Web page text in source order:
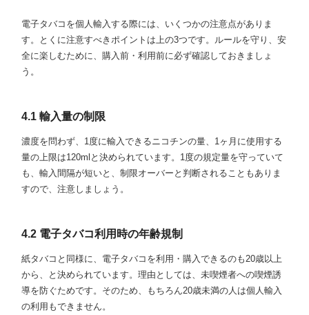
電子タバコを個人輸入する際には、いくつかの注意点がありま
す。とくに注意すべきポイントは上の3つです。ルールを守り、安
全に楽しむために、購入前・利用前に必ず確認しておきましょ
う。
4.1 輸入量の制限
濃度を問わず、1度に輸入できるニコチンの量、1ヶ月に使用する
量の上限は120mlと決められています。1度の規定量を守っていて
も、輸入間隔が短いと、制限オーバーと判断されることもありま
すので、注意しましょう。
4.2 電子タバコ利用時の年齢規制
紙タバコと同様に、電子タバコを利用・購入できるのも20歳以上
から、と決められています。理由としては、未喫煙者への喫煙誘
導を防ぐためです。そのため、もちろん20歳未満の人は個人輸入
の利用もできません。